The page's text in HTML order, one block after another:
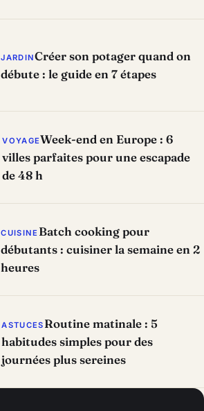
JARDINCréer son potager quand on
débute : le guide en 7 étapes
VOYAGEWeek-end en Europe : 6
villes parfaites pour une escapade
de 48 h
CUISINE Batch cooking pour
débutants : cuisiner la semaine en 2
heures
ASTUCES Routine matinale : 5
habitudes simples pour des
journées plus sereines